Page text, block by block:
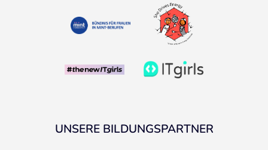
UNSERE BILDUNGSPARTNER